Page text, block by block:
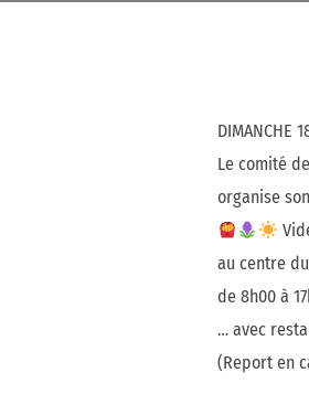
DIMANCHE
Le comité
organise son
au centre
de 8h00 à
… avec
(Report en